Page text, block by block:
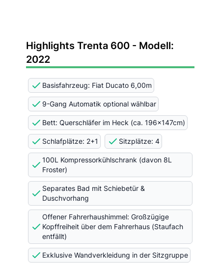
Highlights Trenta 600 - Modell:
2022
Basisfahrzeug: Fiat Ducato 6,00m
9-Gang Automatik optional wählbar
Bett: Querschläfer im Heck (ca. 196x147cm)
Schlafplätze: 2+1 Sitzplätze: 4
100L Kompressorkühlschrank (davon 8L
Froster)
Separates Bad mit Schiebetür &
Duschvorhang
Offener Fahrerhaushimmel: Großzügige
Kopffreiheit über dem Fahrerhaus (Staufach
entfällt)
Exklusive Wandverkleidung in der Sitzgruppe